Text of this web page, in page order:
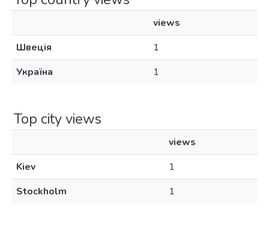
views
Швеція
1
Україна
1
Top city views
views
Kiev
1
Stockholm
1